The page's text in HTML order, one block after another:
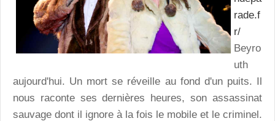
rade.f
r/
Beyro
uth
aujourd'hui. Un mort se réveille au fond d'un puits. Il
nous raconte ses dernières heures, son assassinat
sauvage dont il ignore à la fois le mobile et le criminel.